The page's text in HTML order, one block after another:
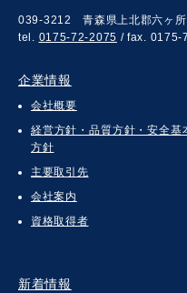
039-3212 青森県上北郡六ヶ所
tel. 0175-72-2075 / fax. 0175-
企業情報
会社概要
経営方針・品質方針・安全基
方針
主要取引先
会社案内
資格取得者
新着情報